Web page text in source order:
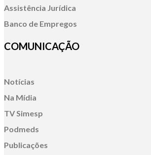
Assistência Jurídica
Banco de Empregos
COMUNICAÇÃO
Notícias
Na Mídia
TV Simesp
Podmeds
Publicações